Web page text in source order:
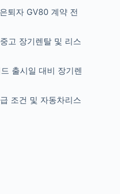
퇴자 GV80 계약 전
고 장기렌탈 및 리스
출시일 대비 장기렌
조건 및 자동차리스